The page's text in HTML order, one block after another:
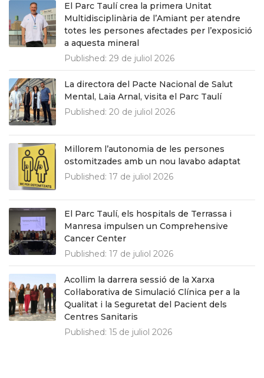
El Parc Taulí crea la primera Unitat
Multidisciplinària de l’Amiant per atendre
totes les persones afectades per l’exposició
a aquesta mineral
Published: 29 de juliol 2026
La directora del Pacte Nacional de Salut
Mental, Laia Arnal, visita el Parc Taulí
Published: 20 de juliol 2026
Millorem l’autonomia de les persones
ostomitzades amb un nou lavabo adaptat
Published: 17 de juliol 2026
El Parc Taulí, els hospitals de Terrassa i
Manresa impulsen un Comprehensive
Cancer Center
Published: 17 de juliol 2026
Acollim la darrera sessió de la Xarxa
Col·laborativa de Simulació Clínica per a la
Qualitat i la Seguretat del Pacient dels
Centres Sanitaris
Published: 15 de juliol 2026